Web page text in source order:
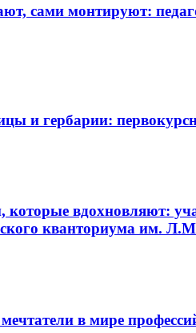
сами монтируют:
и гербарии:
которые вдохновляют:
кванториума им.
в мире